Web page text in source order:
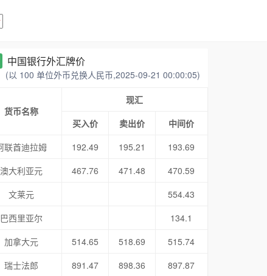
中国银行外汇牌价
(以 100 单位外币兑换人民币,2025-09-21 00:00:05)
货币名称
现汇
买入价
卖出价
中间价
联酋迪拉姆
192.49 195.21
193.69
澳大利亚元
467.76 471.48
470.59
文莱元
554.43
巴西里亚尔
134.1
加拿大元
514.65 518.69
515.74
瑞士法郎
891.47 898.36
897.87